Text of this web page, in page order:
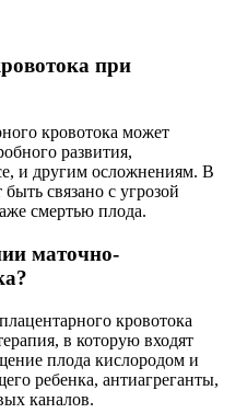
при
кровотока может
развития,
и другим осложнениям. В
связано с угрозой
смертью плода.
маточно-
кровотока
в которую входят
плода кислородом и
ребенка, антиагреганты,
каналов.